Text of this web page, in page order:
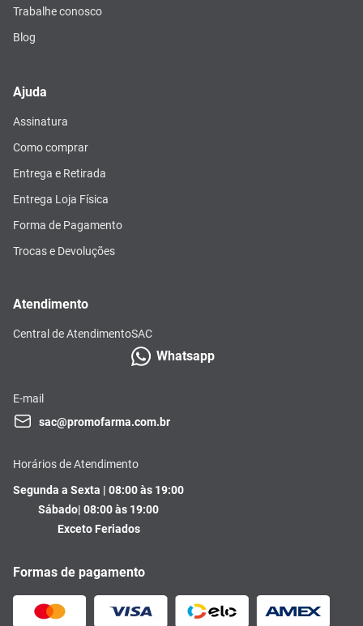
Trabalhe conosco
Blog
Ajuda
Assinatura
Como comprar
Entrega e Retirada
Entrega Loja Física
Forma de Pagamento
Trocas e Devoluções
Atendimento
Central de AtendimentoSAC
Whatsapp
E-mail
sac@promofarma.com.br
Horários de Atendimento
Segunda a Sexta | 08:00 às 19:00
Sábado| 08:00 às 19:00
Exceto Feriados
Formas de pagamento